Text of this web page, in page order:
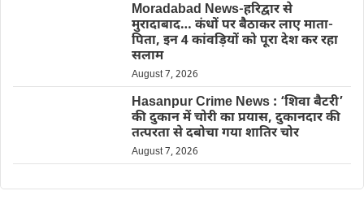
Moradabad News-हरिद्वार से
मुरादाबाद… कंधों पर बैठाकर लाए माता-
पिता, इन 4 कांवड़ियों को पूरा देश कर रहा
सलाम
August 7, 2026
Hasanpur Crime News : ‘शिवा बैटरी’
की दुकान में चोरी का प्रयास, दुकानदार की
तत्परता से दबोचा गया शातिर चोर
August 7, 2026